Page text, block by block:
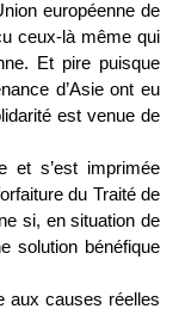
européenne de
ceux-là même qui
Et pire puisque
d’Asie ont eu
est venue de
et s’est imprimée
du Traité de
si, en situation de
solution bénéfique
aux causes réelles